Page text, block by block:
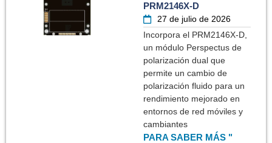
PRM2146X-D
27 de julio de 2026
Incorpora el PRM2146X-D,
un módulo Perspectus de
polarización dual que
permite un cambio de
polarización fluido para un
rendimiento mejorado en
entornos de red móviles y
cambiantes
PARA SABER MÁS "